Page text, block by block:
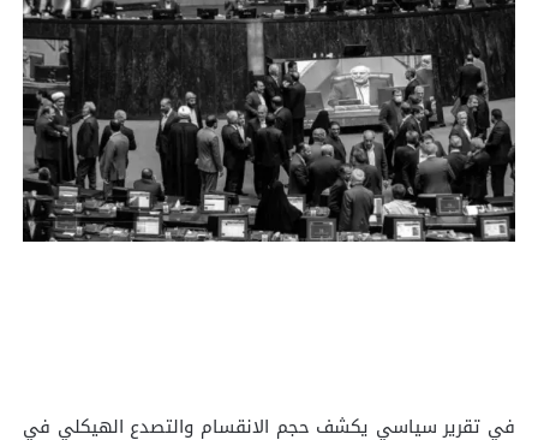
في تقرير سياسي يكشف حجم الانقسام والتصدع الهيكلي في